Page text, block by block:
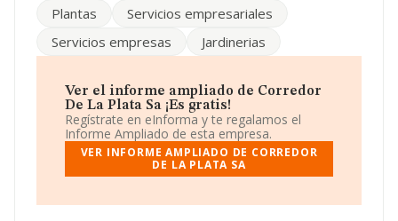
Mercantil como Sociedad Anónima. Su CNAE
apoyo a las empresas n.c.o.p.'. No realiza actividad de
importación y/o exportación.
Para ponerse en contacto con sus oficinas, la empresa
facilita el número de teléfono 955782262.
La empresaCorredor de La Plata S.A, A41634403, se
encuentra en Plaza De La Constitucion núm. 1, (41860),
Gerena, provincia de Sevilla, Andalucía.
sobre 24.816 compañías, en el ámbito nacional la
Plantas
Servicios empresariales
Servicios empresas
Jardinerias
Ver el informe ampliado de Corredor
De La Plata Sa ¡Es gratis!
Regístrate en eInforma y te regalamos el
Informe Ampliado de esta empresa.
VER INFORME AMPLIADO DE CORREDOR
DE LA PLATA SA